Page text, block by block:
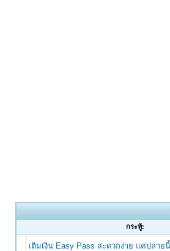
กระทู้:
เติมเงิน Easy Pass สะดวกง่าย แค่ปลาย